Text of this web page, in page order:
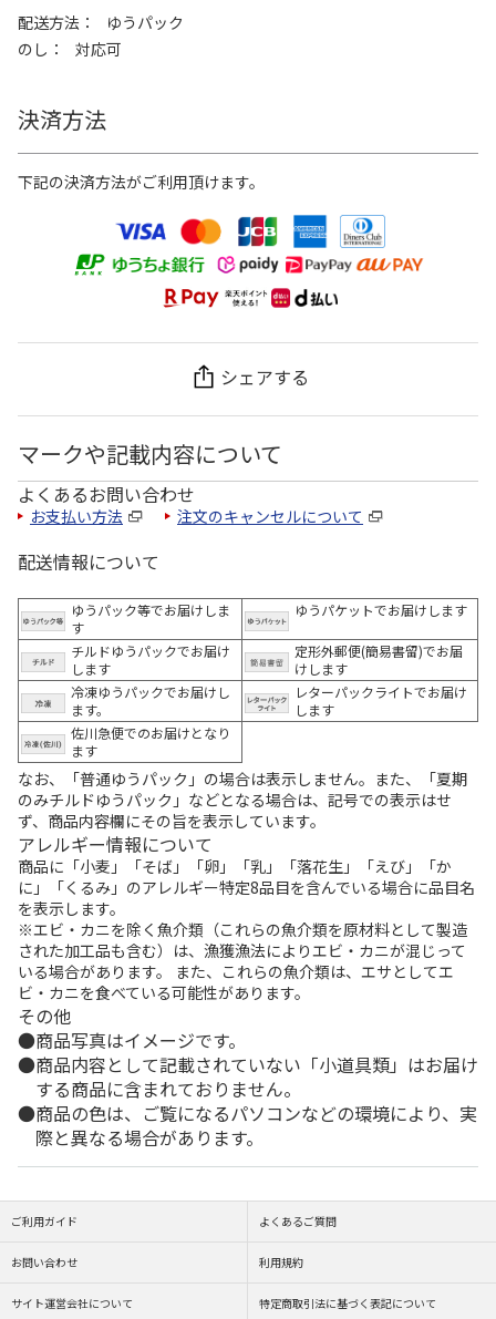
配送方法
ゆうパック
のし
対応可
決済方法
下記の決済方法がご利用頂けます。
シェアする
マークや記載内容について
よくあるお問い合わせ
お支払い方法 注文のキャンセルについて
配送情報について
ゆうパック等でお届けしま
す
ゆうパケットでお届けします
チルドゆうパックでお届け
します
定形外郵便(簡易書留)でお届
けします
冷凍ゆうパックでお届けし
ます。
レターパックライトでお届け
します
佐川急便でのお届けとなり
ます
なお、「普通ゆうパック」の場合は表示しません。また、「夏期
のみチルドゆうパック」などとなる場合は、記号での表示はせ
ず、商品内容欄にその旨を表示しています。
アレルギー情報について
商品に「小麦」「そば」「卵」「乳」「落花生」「えび」「か
に」「くるみ」のアレルギー特定8品目を含んでいる場合に品目名
を表示します。
※エビ・カニを除く魚介類（これらの魚介類を原材料として製造
された加工品も含む）は、漁獲漁法によりエビ・カニが混じって
いる場合があります。 また、これらの魚介類は、エサとしてエ
ビ・カニを食べている可能性があります。
その他
商品写真はイメージです。
商品内容として記載されていない「小道具類」はお届け
する商品に含まれておりません。
商品の色は、ご覧になるパソコンなどの環境により、実
際と異なる場合があります。
ご利用ガイド よくあるご質問
お問い合わせ 利用規約
サイト運営会社について 特定商取引法に基づく表記について